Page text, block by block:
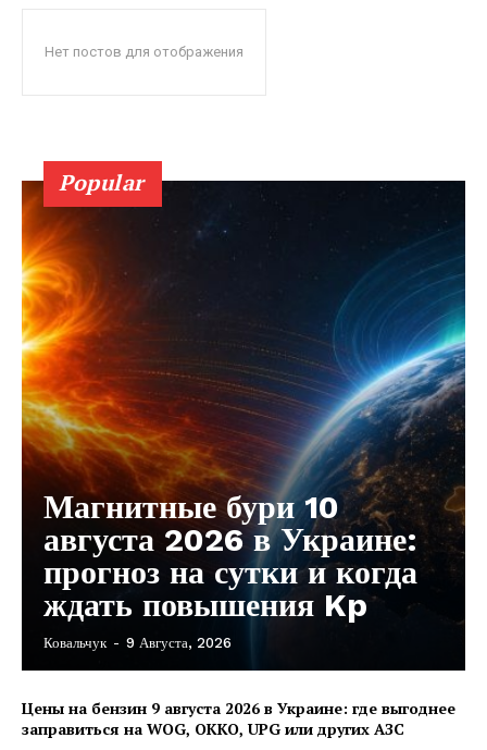
Нет постов для отображения
Popular
Магнитные бури 10
августа 2026 в Украине:
прогноз на сутки и когда
ждать повышения Kp
Ковальчук - 9 Августа, 2026
Цены на бензин 9 августа 2026 в Украине: где выгоднее
заправиться на WOG, OKKO, UPG или других АЗС